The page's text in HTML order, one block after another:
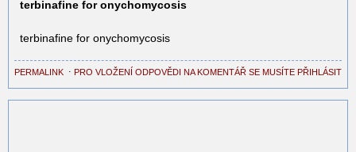
terbinafine for onychomycosis
terbinafine for onychomycosis
PERMALINK ⋅ PRO VLOŽENÍ ODPOVĚDI NA KOMENTÁŘ SE MUSÍTE PŘIHLÁSIT